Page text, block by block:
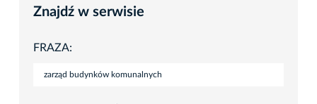
Znajdź w serwisie
FRAZA: